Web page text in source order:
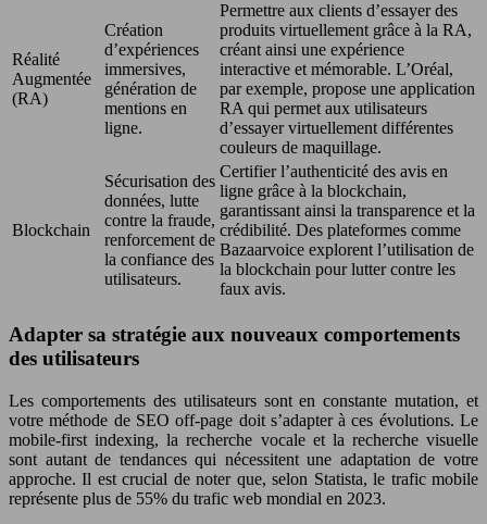
Réalité
Augmentée
(RA)
Création
d’expériences
immersives,
génération de
mentions en
ligne.
Permettre aux clients d’essayer des
produits virtuellement grâce à la RA,
créant ainsi une expérience
interactive et mémorable. L’Oréal,
par exemple, propose une application
RA qui permet aux utilisateurs
d’essayer virtuellement différentes
couleurs de maquillage.
Blockchain
Sécurisation des
données, lutte
contre la fraude,
renforcement de
la confiance des
utilisateurs.
Certifier l’authenticité des avis en
ligne grâce à la blockchain,
garantissant ainsi la transparence et la
crédibilité. Des plateformes comme
Bazaarvoice explorent l’utilisation de
la blockchain pour lutter contre les
faux avis.
Adapter sa stratégie aux nouveaux comportements
des utilisateurs
Les comportements des utilisateurs sont en constante mutation, et
votre méthode de SEO off-page doit s’adapter à ces évolutions. Le
mobile-first indexing, la recherche vocale et la recherche visuelle
sont autant de tendances qui nécessitent une adaptation de votre
approche. Il est crucial de noter que, selon Statista, le trafic mobile
représente plus de 55% du trafic web mondial en 2023.